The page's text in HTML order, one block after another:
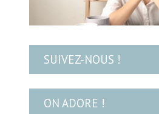
SUIVEZ-NOUS !
ON ADORE !